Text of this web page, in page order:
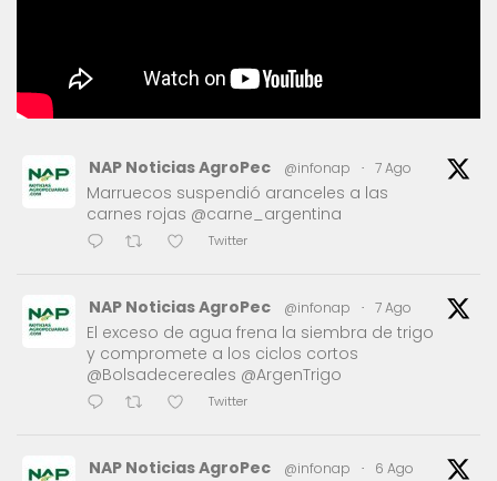
NAP Noticias AgroPec @infonap · 7 Ago
Marruecos suspendió aranceles a las
carnes rojas @carne_argentina
Twitter
NAP Noticias AgroPec @infonap · 7 Ago
El exceso de agua frena la siembra de trigo
y compromete a los ciclos cortos
@Bolsadecereales @ArgenTrigo
Twitter
NAP Noticias AgroPec @infonap · 6 Ago